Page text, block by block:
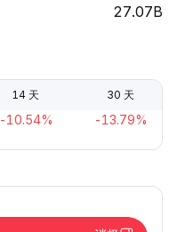
27.07B
14 天 30 天
-10.54% -13.79%